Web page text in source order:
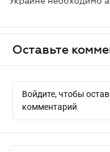
Оставьте
Войдите, чтобы
комментарий